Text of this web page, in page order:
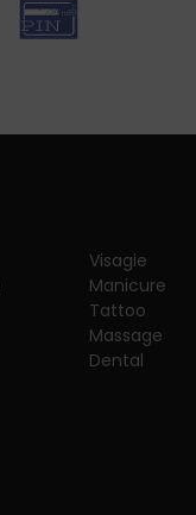
Visagie
Manicure
Tattoo
Massage
Dental